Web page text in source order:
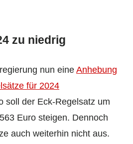
zu niedrig
nun eine Anhebung
für 2024
soll der Eck-Regelsatz um
Euro steigen. Dennoch
auch weiterhin nicht aus.